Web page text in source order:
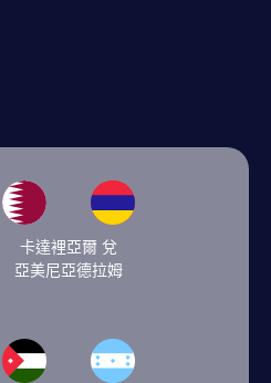
卡達裡亞爾 兌
亞美尼亞德拉姆